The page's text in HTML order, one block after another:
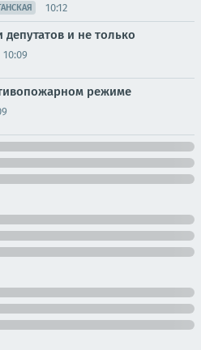
10:12
депутатов и не только
10:09
режиме